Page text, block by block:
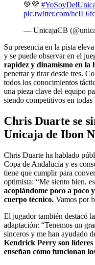
💚💜
pic.twitter.com/
— UnicajaCB
Su presencia en la pista
y se puede observar en el
rapidez y dinamismo en la
penetrar y tirar desde tres.
todos los conocimientos
una pieza clave del equipo
siendo competitivos en todas
Chris Duarte se
Unicaja de Ibon
Chris Duarte ha hablado
Copa de Andalucía y es
tiene que cumplir para
optimista: “Me siento bien,
acoplándome poco a poco
cuerpo técnico. Vamos por
El jugador también destacó
adaptación: “Tenemos un
sinceros y me han ayudado
Kendrick Perry son líderes
enseñan cómo funcionan